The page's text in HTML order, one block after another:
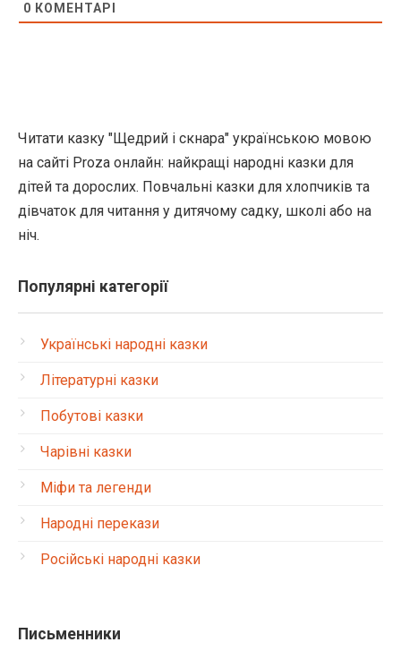
0 КОМЕНТАРІ
Читати казку "Щедрий і скнара" українською мовою
на сайті Proza онлайн: найкращі народні казки для
дітей та дорослих. Повчальні казки для хлопчиків та
дівчаток для читання у дитячому садку, школі або на
ніч.
Популярні категорії
Українські народні казки
Літературні казки
Побутові казки
Чарівні казки
Міфи та легенди
Народні перекази
Російські народні казки
Письменники